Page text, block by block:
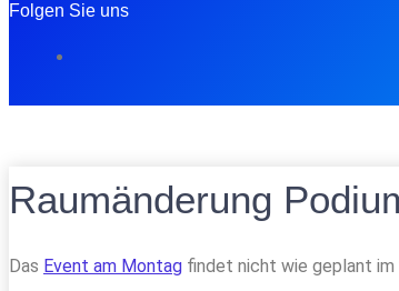
Folgen Sie uns
Raumänderung
Das Event am Montag findet nicht wie geplant im